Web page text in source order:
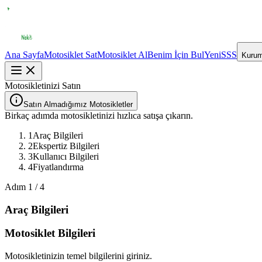
Ana SayfaMotosiklet SatMotosiklet AlBenim İçin BulYeniSSS
Motosikletinizi Satın
Satın Almadığımız Motosikletler
Birkaç adımda motosikletinizi hızlıca satışa çıkarın.
1 Araç Bilgileri
2Ekspertiz Bilgileri
3Kullanıcı Bilgileri
4Fiyatlandırma
Adım 1 /4
Araç Bilgileri
Motosiklet Bilgileri
Motosikletinizin temel bilgilerini giriniz.